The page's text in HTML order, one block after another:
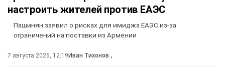
настроить жителей против ЕАЭС
Пашинян заявил о рисках для имиджа ЕАЭС из-за
ограничений на поставки из Армении
7 августа 2026, 12:19 Иван Тихонов ,